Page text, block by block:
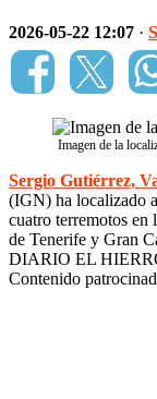
2026-05-22 12:07 ·
Imagen de la
Sergio Gutiérrez,
(IGN) ha localizado
cuatro terremotos en
de Tenerife y Gran
DIARIO EL
Contenido